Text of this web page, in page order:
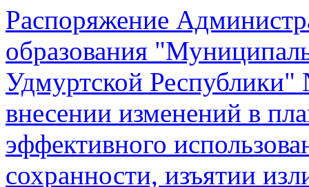
Распоряжение
образования
Удмуртской
внесении изменений в
эффективного
сохранности, изъятии